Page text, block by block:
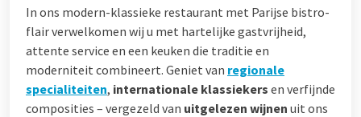
In ons modern-klassieke restaurant met Parijse bistro-
flair verwelkomen wij u met hartelijke gastvrijheid,
attente service en een keuken die traditie en
moderniteit combineert. Geniet van regionale
specialiteiten, internationale klassiekers en verfijnde
composities – vergezeld van uitgelezen wijnen uit ons